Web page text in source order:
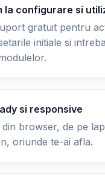
la configurare si
gratuit pentru
initiale si
si responsive
browser, de pe
oriunde te-ai afla.